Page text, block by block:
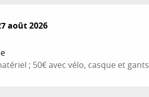
2026au27 août 2026
août 2026
; 50€ avec vélo, casque et gants